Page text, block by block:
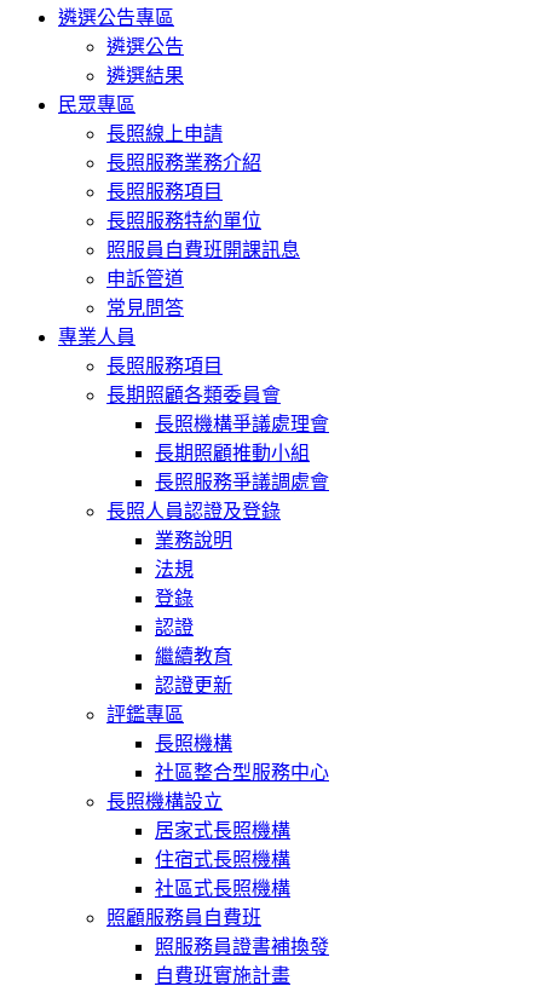
遴選公告專區
遴選公告
遴選結果
民眾專區
長照線上申請
長照服務業務介紹
長照服務項目
長照服務特約單位
照服員自費班開課訊息
申訴管道
常見問答
專業人員
長照服務項目
長期照顧各類委員會
長照機構爭議處理會
長期照顧推動小組
長照服務爭議調處會
長照人員認證及登錄
業務說明
法規
登錄
認證
繼續教育
認證更新
評鑑專區
長照機構
社區整合型服務中心
長照機構設立
居家式長照機構
住宿式長照機構
社區式長照機構
照顧服務員自費班
照服務員證書補換發
自費班實施計畫